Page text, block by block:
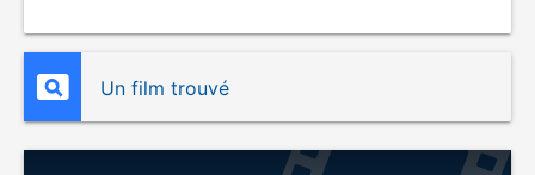
Un film trouvé